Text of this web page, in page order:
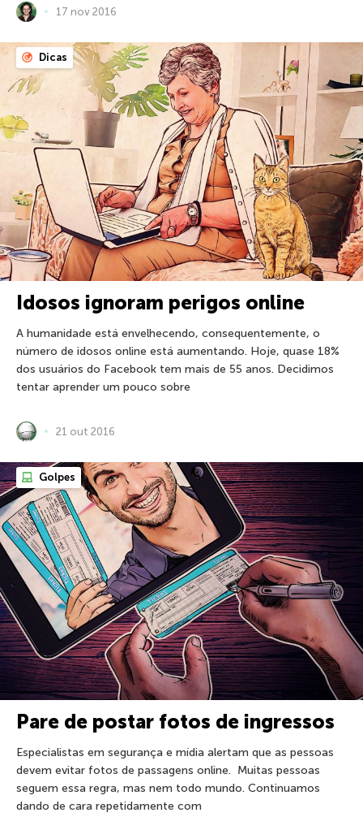
17 nov 2016
Dicas
Idosos ignoram perigos online
A humanidade está envelhecendo, consequentemente, o
número de idosos online está aumentando. Hoje, quase 18%
dos usuários do Facebook tem mais de 55 anos. Decidimos
tentar aprender um pouco sobre
21 out 2016
Golpes
Pare de postar fotos de ingressos
Especialistas em segurança e mídia alertam que as pessoas
devem evitar fotos de passagens online. Muitas pessoas
seguem essa regra, mas nem todo mundo. Continuamos
dando de cara repetidamente com